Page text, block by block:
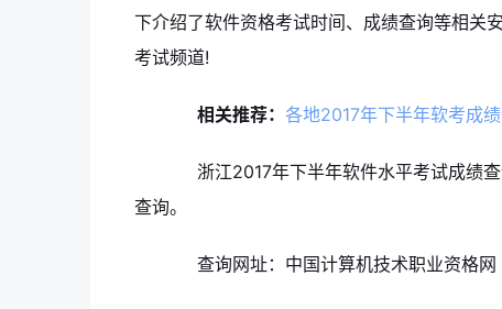
下介绍了软件资格考试时间、成绩查询等相关
考试频道!
相关推荐： 各地2017年下半年软考成
浙江2017年下半年软件水平考试成绩查
查询。
查询网址：中国计算机技术职业资格网